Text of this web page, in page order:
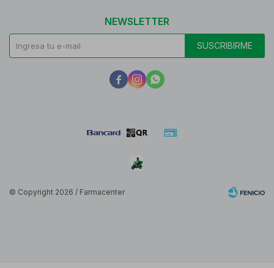
NEWSLETTER
SUSCRIBIRME
  
© Copyright 2026 / Farmacenter